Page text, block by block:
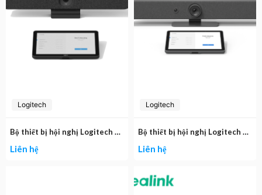
Logitech
Bộ thiết bị hội nghị Logitech Rally Bar Huddle + Tap IP
Liên hệ
Logitech
Bộ thiết bị hội nghị Logitech Rally Bar Mini + Tap IP
Liên hệ